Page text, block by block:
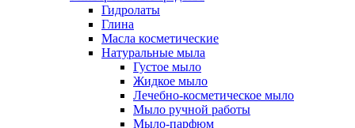
Гидролаты
Глина
Масла косметические
Натуральные мыла
Густое мыло
Жидкое мыло
Лечебно-косметическое мыло
Мыло ручной работы
Мыло-парфюм